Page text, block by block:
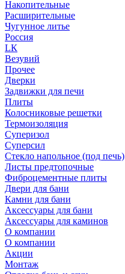
Накопительные
Расширительные
Чугунное литье
Россия
LК
Везувий
Прочее
Дверки
Задвижки для печи
Плиты
Колосниковые решетки
Термоизоляция
Суперизол
Суперсил
Стекло напольное (под печь)
Листы предтопочные
Фиброцементные плиты
Двери для бани
Камни для бани
Аксессуары для бани
Аксессуары для каминов
О компании
О компании
Акции
Монтаж